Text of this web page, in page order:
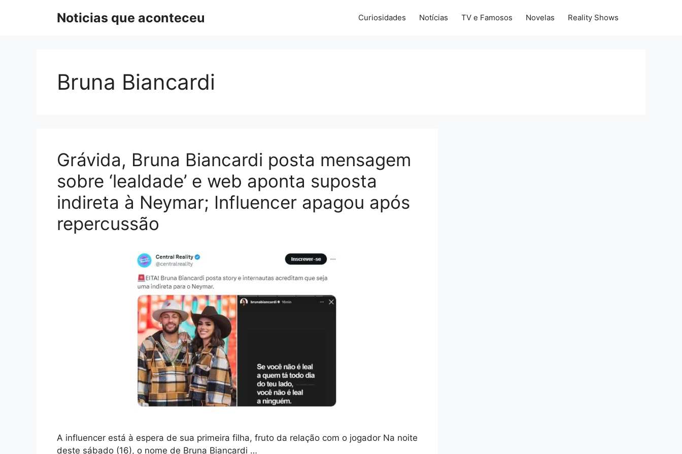
Noticias que aconteceu Curiosidades Notícias TV e Famosos Novelas Reality Shows
Bruna Biancardi
Grávida, Bruna Biancardi posta mensagem
sobre ‘lealdade’ e web aponta suposta
indireta à Neymar; Influencer apagou após
repercussão
A influencer está à espera de sua primeira filha, fruto da relação com o jogador Na noite
deste sábado (16), o nome de Bruna Biancardi …